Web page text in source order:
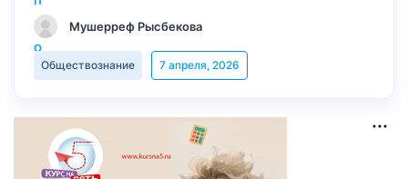
Мушерреф Рысбекова
Обществознание 7 апреля, 2026